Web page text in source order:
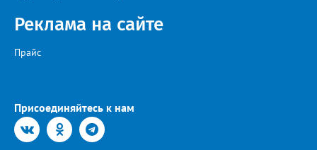
Реклама на сайте
Прайс
Присоединяйтесь к нам